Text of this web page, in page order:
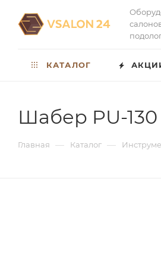
КАТАЛОГ
Шабер PU-130
Главная — Каталог —